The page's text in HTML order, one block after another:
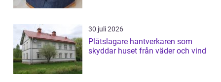
30 juli 2026
Plåtslagare hantverkaren som
skyddar huset från väder och vind